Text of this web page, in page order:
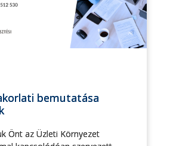
bemutatása
Önt az Üzleti Környezet